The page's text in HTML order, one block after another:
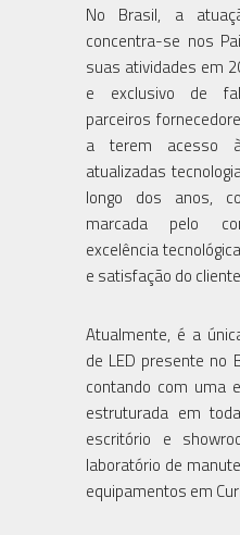
No Brasil, a
concentra-se nos
suas atividades em
e exclusivo de
parceiros
a terem acesso
atualizadas
longo dos anos,
marcada pelo
excelência
e satisfação do
Atualmente, é a
de LED presente no
contando com uma
estruturada em
escritório e
laboratório de
equipamentos em